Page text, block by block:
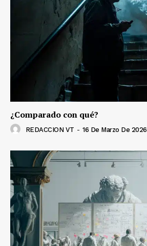
¿Comparado con qué?
REDACCION VT - 16 De Marzo De 2026